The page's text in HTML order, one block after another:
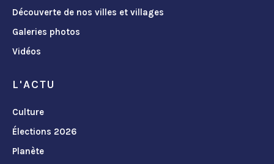
Découverte de nos villes et villages
Galeries photos
Vidéos
L'ACTU
Culture
Élections 2026
Planète